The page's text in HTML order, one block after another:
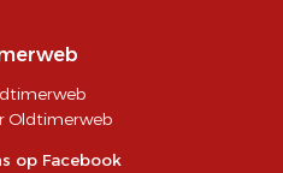
Oldtimerweb
op Facebook